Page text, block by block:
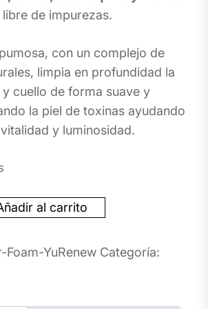
de impurezas.
con un complejo de
limpia en profundidad la
cuello de forma suave y
la piel de toxinas ayudando
y luminosidad.
al carrito
Foam-YuRenew Categoría: